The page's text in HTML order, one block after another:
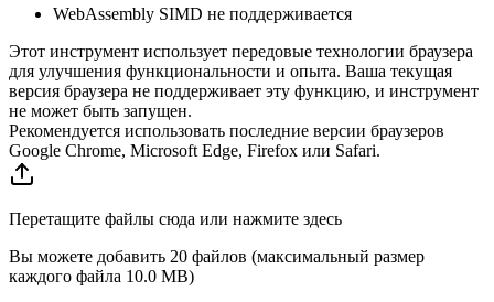
WebAssembly SIMD не поддерживается
Этот инструмент использует передовые технологии браузера
для улучшения функциональности и опыта. Ваша текущая
версия браузера не поддерживает эту функцию, и инструмент
не может быть запущен.
Рекомендуется использовать последние версии браузеров
Google Chrome, Microsoft Edge, Firefox или Safari.
Перетащите файлы сюда или нажмите здесь
Вы можете добавить 20 файлов (максимальный размер
каждого файла 10.0 MB)